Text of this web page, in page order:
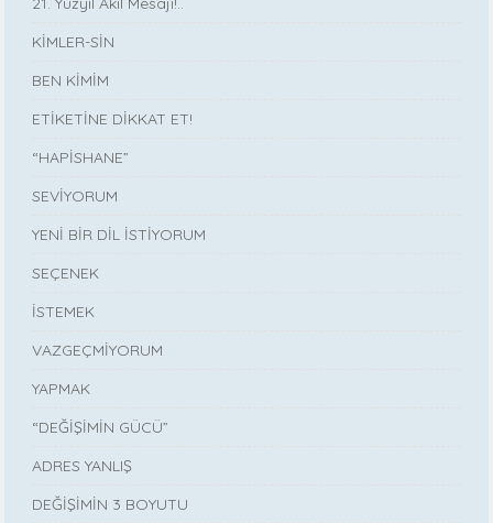
KİMLER-SİN
BEN KİMİM
ETİKETİNE DİKKAT ET!
“HAPİSHANE”
SEVİYORUM
YENİ BİR DİL İSTİYORUM
SEÇENEK
İSTEMEK
VAZGEÇMİYORUM
YAPMAK
“DEĞİŞİMİN GÜCÜ”
ADRES YANLIŞ
DEĞİŞİMİN 3 BOYUTU